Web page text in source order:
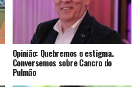
Opinião: Quebremos o estigma.
Conversemos sobre Cancro do
Pulmão